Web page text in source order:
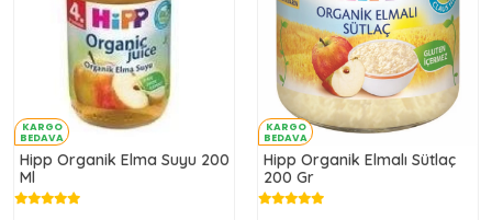
KARGO
BEDAVA
Hipp Organik Elma Suyu 200
Ml
KARGO
BEDAVA
Hipp Organik Elmalı Sütlaç
200 Gr